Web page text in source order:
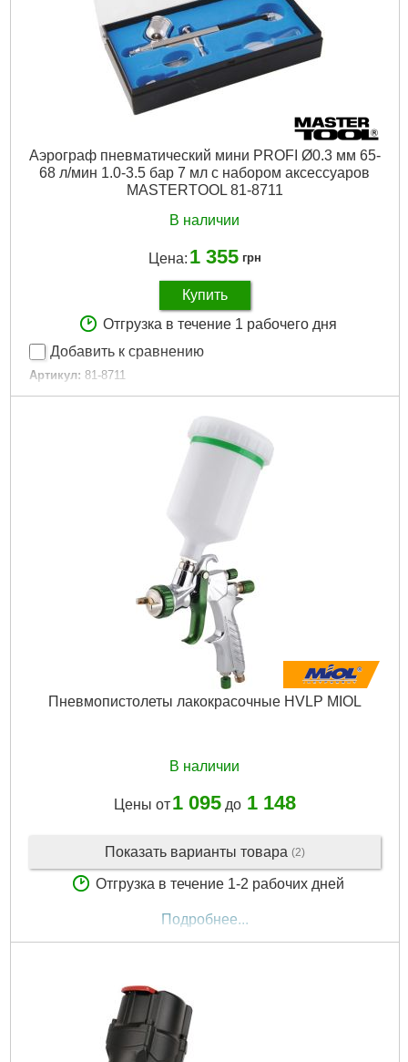
Аэрограф пневматический мини PROFI Ø0.3 мм 65-
68 л/мин 1.0-3.5 бар 7 мл с набором аксессуаров
MASTERTOOL 81-8711
В наличии
Цена: 1 355 грн
Купить
Отгрузка в течение 1 рабочего дня
Добавить к сравнению
Артикул: 81-8711
Код товара: 20.54.45
65-68 л/мин
Подробнее...
Пневмопистолеты лакокрасочные HVLP MIOL
В наличии
Цены от 1 095до 1 148
Показать варианты товара (2)
Отгрузка в течение 1-2 рабочих дней
Подробнее...